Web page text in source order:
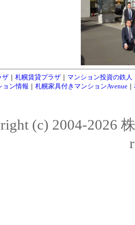
ザ ｜ 札幌賃貸プラザ ｜ マンション投資の鉄人
ョン情報 ｜ 札幌家具付きマンションAvenue｜
(c) 2004-2026